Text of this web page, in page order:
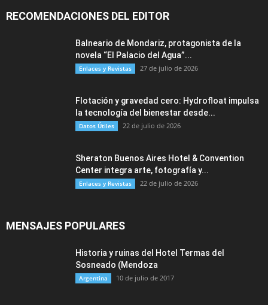
RECOMENDACIONES DEL EDITOR
Balneario de Mondariz, protagonista de la
novela “El Palacio del Agua”...
Enlaces y Revistas 27 de julio de 2026
Flotación y gravedad cero: Hydrofloat impulsa
la tecnología del bienestar desde...
Datos Útiles 22 de julio de 2026
Sheraton Buenos Aires Hotel & Convention
Center integra arte, fotografía y...
Enlaces y Revistas 22 de julio de 2026
MENSAJES POPULARES
Historia y ruinas del Hotel Termas del
Sosneado (Mendoza
Argentina 10 de julio de 2017